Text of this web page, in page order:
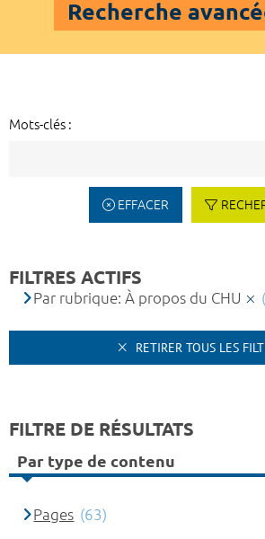
Recherche
Mots-clés :
EFFACER
FILTRES ACTIFS
Par rubrique: À propos du CHU
RETIRER TOUS LES
FILTRE DE RÉSULTATS
Par type de contenu
Pages (63)